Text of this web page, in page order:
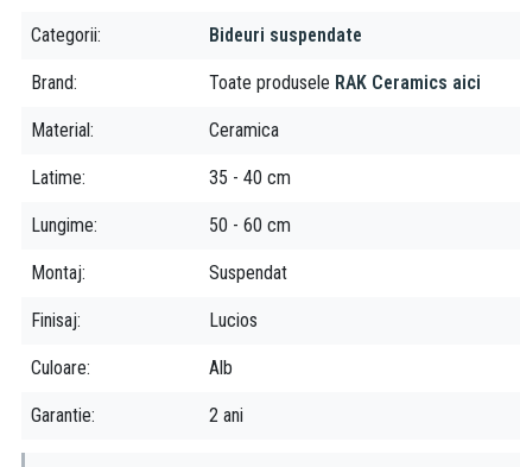
Categorii Bideuri suspendate
Brand Toate produsele RAK Ceramics aici
Material Ceramica
Latime 35 - 40 cm
Lungime 50 - 60 cm
Montaj Suspendat
Finisaj Lucios
Culoare Alb
Garantie 2 ani